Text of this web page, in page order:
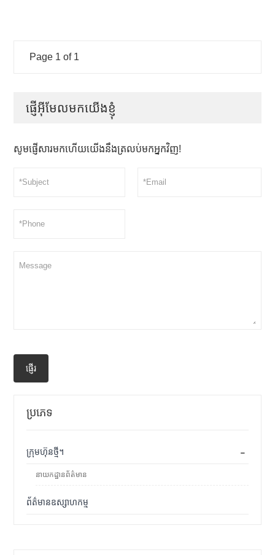
Page 1 of 1
ផ្ញើអ៊ីមែលមកយើងខ្ញុំ
សូមផ្ញើសារមកហើយយើងនឹងត្រលប់មកអ្នកវិញ!
ផ្ញើរ
ប្រភេទ
-
ក្រុមហ៊ុនថ្មី។
នាយកដ្ឋានព័ត៌មាន
ព័ត៌មានឧស្សាហកម្ម